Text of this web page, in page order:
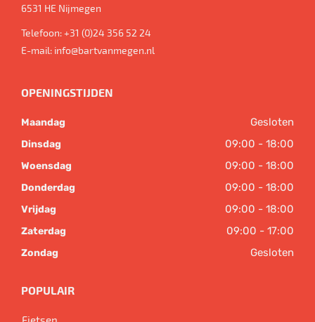
6531 HE Nijmegen
Telefoon:+31 (0)24 356 52 24
E-mail: info@bartvanmegen.nl
OPENINGSTIJDEN
Maandag Gesloten
Dinsdag 09:00 - 18:00
Woensdag 09:00 - 18:00
Donderdag 09:00 - 18:00
Vrijdag 09:00 - 18:00
Zaterdag 09:00 - 17:00
Zondag Gesloten
POPULAIR